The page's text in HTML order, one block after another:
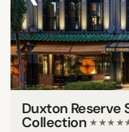
Duxton Reserve
Collection